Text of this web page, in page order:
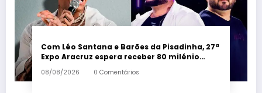
Com Léo Santana e Barões da Pisadinha, 27ª
Expo Aracruz espera receber 80 milénio
visitantes por dia – Em Dia ES
08/08/2026 0 Comentários